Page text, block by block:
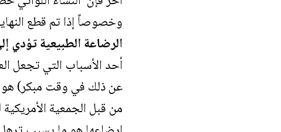
وخصوصاً إذا تم قطع
الرضاعة الطبيعية تؤدي
أحد الأسباب التي تجعل
عن ذلك في وقت مبكر) هو